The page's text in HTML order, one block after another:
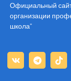
Официальный
организации
школа”